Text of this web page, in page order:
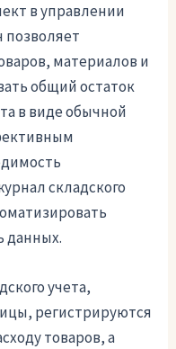
в управлении
позволяет
материалов и
общий остаток
в виде обычной
складского
данных.
учета,
регистрируются
товаров, а